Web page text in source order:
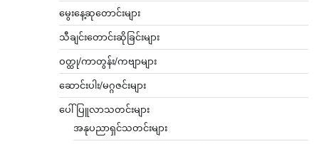
မွေးနေ့ဆုတောင်းများ
သီချင်းတောင်းဆိုခြင်းများ
ဝတ္ထု/ကာတွန်း/ကဗျာများ
ဆောင်းပါး/မဂ္ဂဇင်းများ
ပေါ်ပြူလာသတင်းများ
အနုပညာရှင်သတင်းများ